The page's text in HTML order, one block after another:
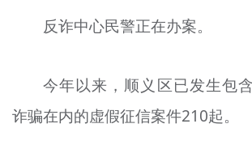
反诈中心民警正在办案。
今年以来，顺义区已发生包
诈骗在内的虚假征信案件210起。